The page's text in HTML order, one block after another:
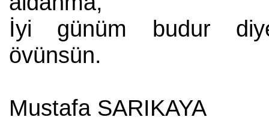
İyi günüm budur
övünsün.
Mustafa SARIKAYA